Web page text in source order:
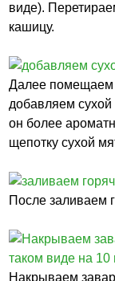
виде).
кашицу.
Далее помещаем
добавляем
он более
щепотку сухой
После заливаем
Накрываем